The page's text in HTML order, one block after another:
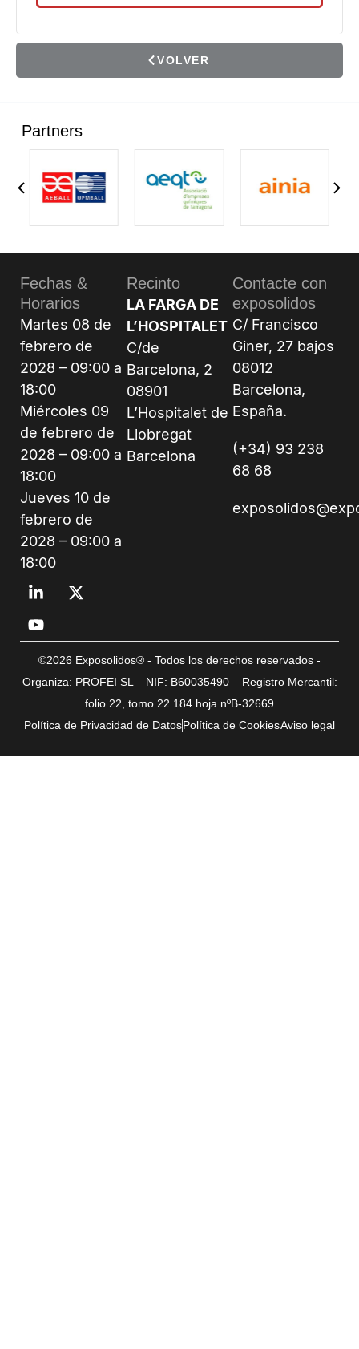
VOLVER
Partners
Fechas &
Horarios
Martes 08 de
febrero de
2028 – 09:00 a
18:00
Miércoles 09
de febrero de
2028 – 09:00 a
18:00
Jueves 10 de
febrero de
2028 – 09:00 a
18:00
Recinto
LA FARGA DE
L’HOSPITALET
C/de
Barcelona, 2
08901
L’Hospitalet de
Llobregat
Barcelona
Contacte con
exposolidos
C/ Francisco
Giner, 27 bajos
08012
Barcelona,
España.
(+34) 93 238
68 68
©2026 Exposolidos® - Todos los derechos reservados -
Organiza: PROFEI SL – NIF: B60035490 – Registro Mercantil:
folio 22, tomo 22.184 hoja nºB-32669
Política de Privacidad de DatosPolítica de CookiesAviso legal